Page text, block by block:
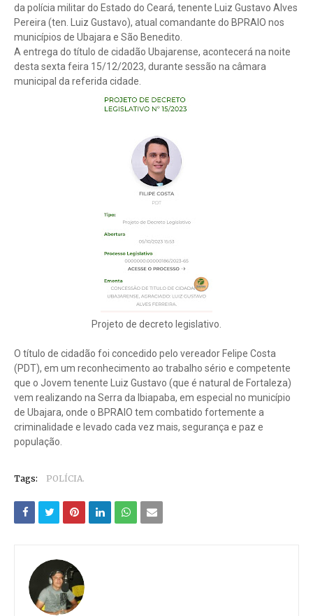
da polícia militar do Estado do Ceará, tenente Luiz Gustavo Alves
Pereira (ten. Luiz Gustavo), atual comandante do BPRAIO nos
municípios de Ubajara e São Benedito.
A entrega do título de cidadão Ubajarense, acontecerá na noite
desta sexta feira 15/12/2023, durante sessão na câmara
municipal da referida cidade.
Projeto de decreto legislativo.
O título de cidadão foi concedido pelo vereador Felipe Costa
(PDT), em um reconhecimento ao trabalho sério e competente
que o Jovem tenente Luiz Gustavo (que é natural de Fortaleza)
vem realizando na Serra da Ibiapaba, em especial no município
de Ubajara, onde o BPRAIO tem combatido fortemente a
criminalidade e levado cada vez mais, segurança e paz e
população.
Tags: POLÍCIA.